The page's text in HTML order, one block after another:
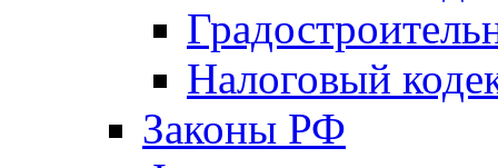
Налоговый
Законы РФ